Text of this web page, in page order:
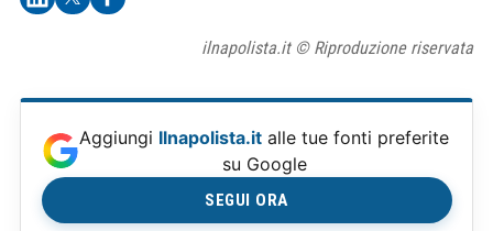
ilnapolista.it © Riproduzione riservata
Aggiungi Ilnapolista.it alle tue fonti preferite
su Google
SEGUI ORA